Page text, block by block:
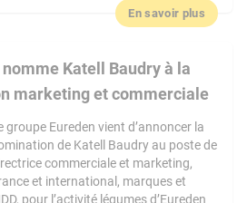
En savoir plus
nomme Katell Baudry à la
marketing et commerciale
groupe Eureden vient d’annoncer la
de Katell Baudry au poste de
commerciale et marketing,
et international, marques et
pour l’activité légumes d’Eureden